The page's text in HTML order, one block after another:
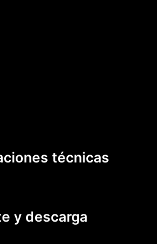
técnicas​
y descarga​